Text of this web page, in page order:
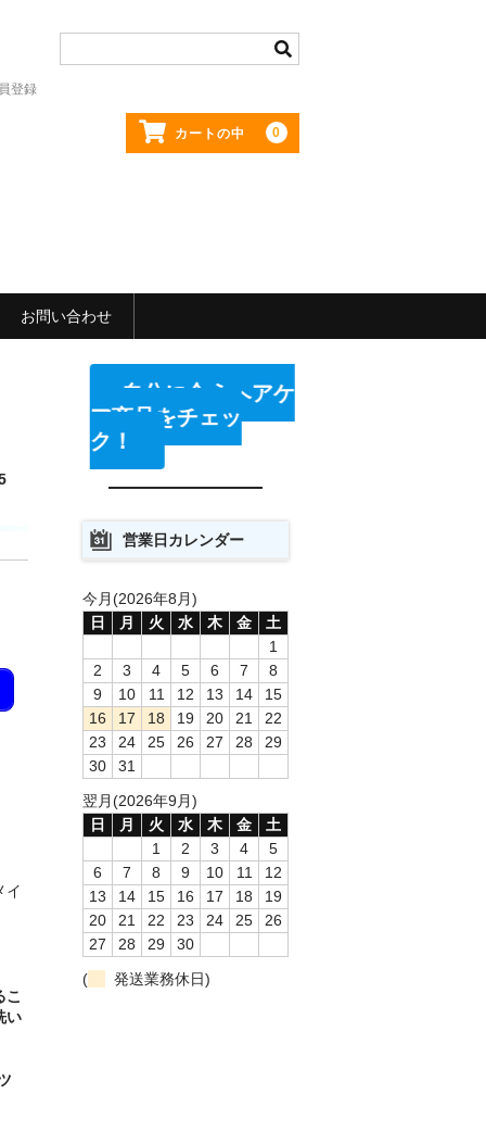
登録
カートの中 0
お問い合わせ
イ
こ
い
自分に合うヘアケ
ア商品をチェッ
ク！
営業日カレンダー
今月(2026年8月)
日
月 火 水 木 金
土
1
2
3 4 5 6 7
8
9
10 11 12 13 14
15
16
17 18 19 20 21
22
23
24 25 26 27 28
29
30
31
翌月(2026年9月)
日
月 火 水 木 金
土
1
2 3 4
5
6
7 8 9 10 11
12
13
14 15 16 17 18
19
20
21 22 23 24 25
26
27
28 29
30
(
発送業務休日)